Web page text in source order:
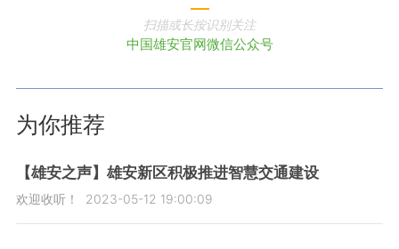
扫描或长按识别关注
中国雄安官网微信公众号
为你推荐
【雄安之声】雄安新区积极推进智慧交通建设
欢迎收听！ 2023-05-12 19:00:09